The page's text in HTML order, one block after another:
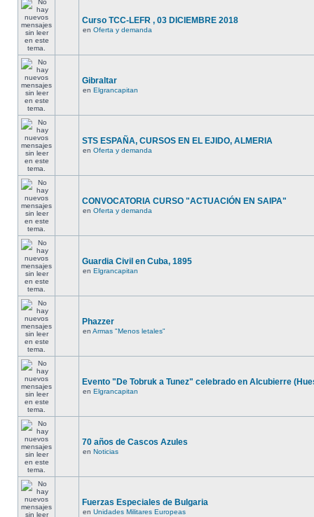
Curso TCC-LEFR , 03 DICIEMBRE 2018
en Oferta y demanda
Gibraltar
en Elgrancapitan
STS ESPAÑA, CURSOS EN EL EJIDO, ALMERIA
en Oferta y demanda
CONVOCATORIA CURSO "ACTUACIÓN EN SAIPA"
en Oferta y demanda
Guardia Civil en Cuba, 1895
en Elgrancapitan
Phazzer
en Armas "Menos letales"
Evento "De Tobruk a Tunez" celebrado en Alcubierre
en Elgrancapitan
70 años de Cascos Azules
en Noticias
Fuerzas Especiales de Bulgaria
en Unidades Militares Europeas